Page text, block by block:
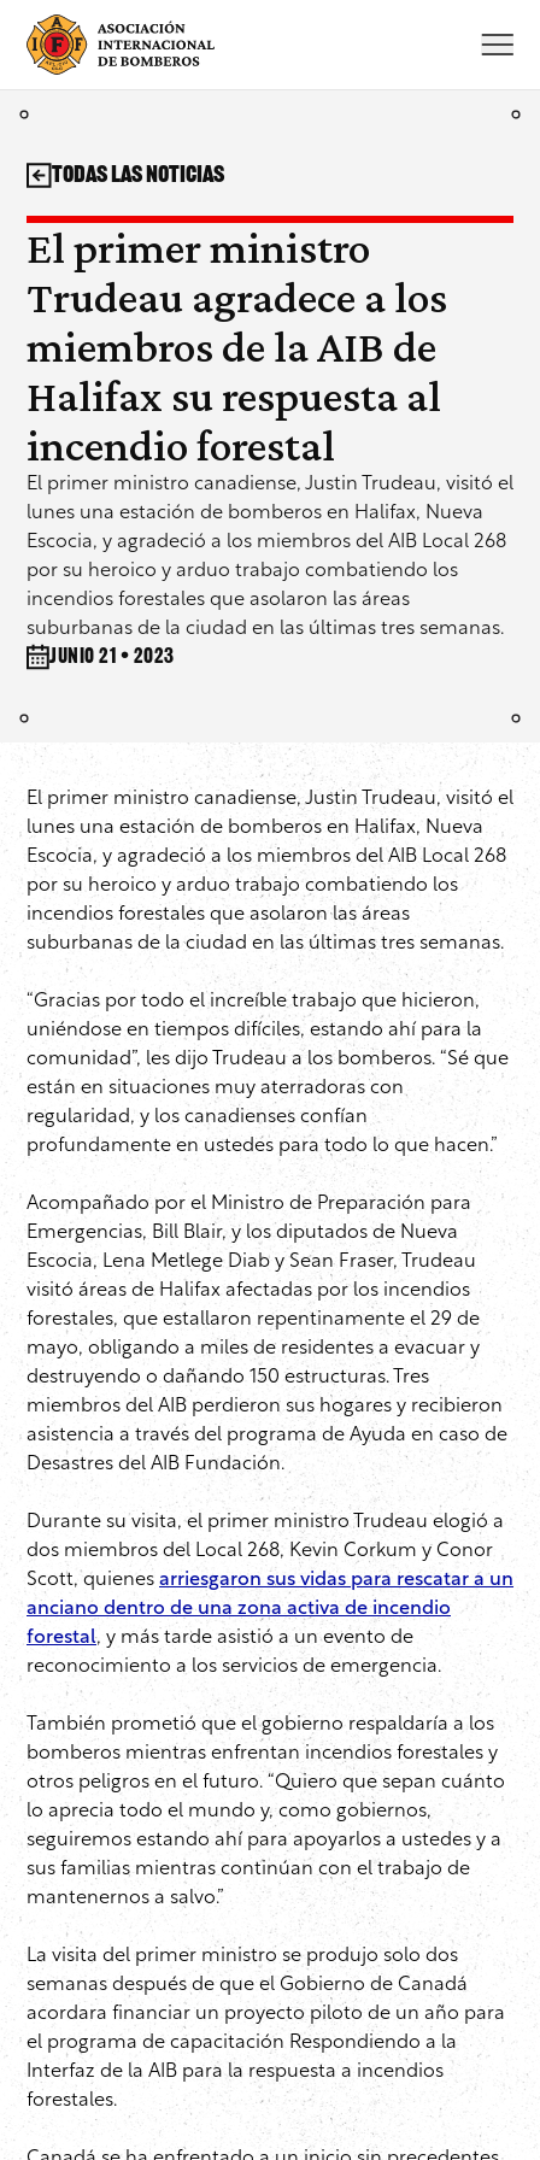
Saltar
contenido
El primer ministro
Trudeau agradece a los
miembros de la AIB de
Halifax su respuesta al
incendio forestal
El primer ministro canadiense, Justin Trudeau, visitó el
lunes una estación de bomberos en Halifax, Nueva
Escocia, y agradeció a los miembros del AIB Local 268
por su heroico y arduo trabajo combatiendo los
incendios forestales que asolaron las áreas
suburbanas de la ciudad en las últimas tres semanas.
junio 21 • 2023
Todas las noticias
El primer ministro canadiense, Justin Trudeau, visitó el
lunes una estación de bomberos en Halifax, Nueva
Escocia, y agradeció a los miembros del AIB Local 268
por su heroico y arduo trabajo combatiendo los
incendios forestales que asolaron las áreas
suburbanas de la ciudad en las últimas tres semanas.
“Gracias por todo el increíble trabajo que hicieron,
uniéndose en tiempos difíciles, estando ahí para la
comunidad”, les dijo Trudeau a los bomberos. “Sé que
están en situaciones muy aterradoras con
regularidad, y los canadienses confían
profundamente en ustedes para todo lo que hacen.”
Acompañado por el Ministro de Preparación para
Emergencias, Bill Blair, y los diputados de Nueva
Escocia, Lena Metlege Diab y Sean Fraser, Trudeau
visitó áreas de Halifax afectadas por los incendios
forestales, que estallaron repentinamente el 29 de
mayo, obligando a miles de residentes a evacuar y
destruyendo o dañando 150 estructuras. Tres
miembros del AIB perdieron sus hogares y recibieron
asistencia a través del programa de Ayuda en caso de
Desastres del AIB Fundación.
Durante su visita, el primer ministro Trudeau elogió a
dos miembros del Local 268, Kevin Corkum y Conor
Scott, quienes arriesgaron sus vidas para rescatar a un
anciano dentro de una zona activa de incendio
forestal, y más tarde asistió a un evento de
reconocimiento a los servicios de emergencia.
También prometió que el gobierno respaldaría a los
bomberos mientras enfrentan incendios forestales y
otros peligros en el futuro. “Quiero que sepan cuánto
lo aprecia todo el mundo y, como gobiernos,
seguiremos estando ahí para apoyarlos a ustedes y a
sus familias mientras continúan con el trabajo de
mantenernos a salvo.”
La visita del primer ministro se produjo solo dos
semanas después de que el Gobierno de Canadá
acordara financiar un proyecto piloto de un año para
el programa de capacitación Respondiendo a la
Interfaz de la AIB para la respuesta a incendios
forestales.